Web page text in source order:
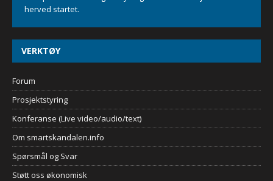
herved startet.
VERKTØY
Forum
Prosjektstyring
Konferanse (Live video/audio/text)
Om smartskandalen.info
Spørsmål og Svar
Støtt oss økonomisk